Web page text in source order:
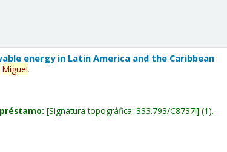
energy in Latin America and the Caribbean
Miguel.
Signatura topográfica:333.793/C8737i (1).